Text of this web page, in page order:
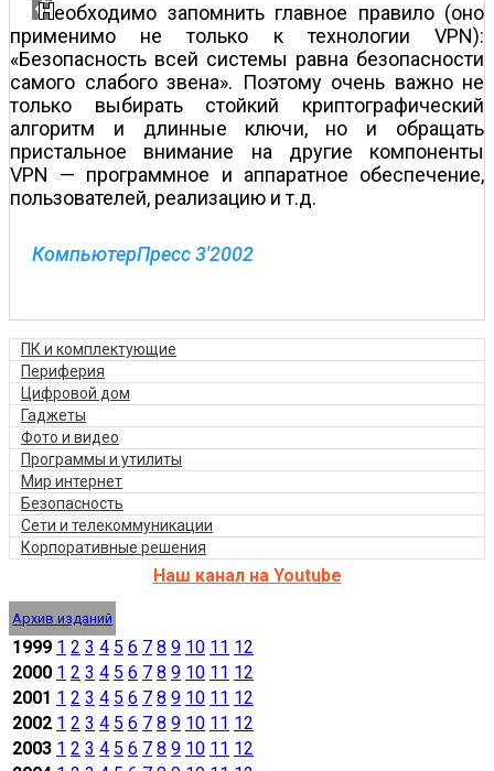
еобходимо запомнить главное правило (оно
применимо не только к технологии VPN):
«Безопасность всей системы равна безопасности
самого слабого звена». Поэтому очень важно не
только выбирать стойкий криптографический
алгоритм и длинные ключи, но и обращать
пристальное внимание на другие компоненты
VPN — программное и аппаратное обеспечение,
пользователей, реализацию и т.д.
КомпьютерПресс 3'2002
ПК и комплектующие
Периферия
Цифровой дом
Гаджеты
Фото и видео
Программы и утилиты
Мир интернет
Безопасность
Сети и телекоммуникации
Корпоративные решения
Наш канал на Youtube
Архив изданий
1999 1 2 3 4 5 6 7 8 9 10 11 12
2000 1 2 3 4 5 6 7 8 9 10 11 12
2001 1 2 3 4 5 6 7 8 9 10 11 12
2002 1 2 3 4 5 6 7 8 9 10 11 12
2003 1 2 3 4 5 6 7 8 9 10 11 12